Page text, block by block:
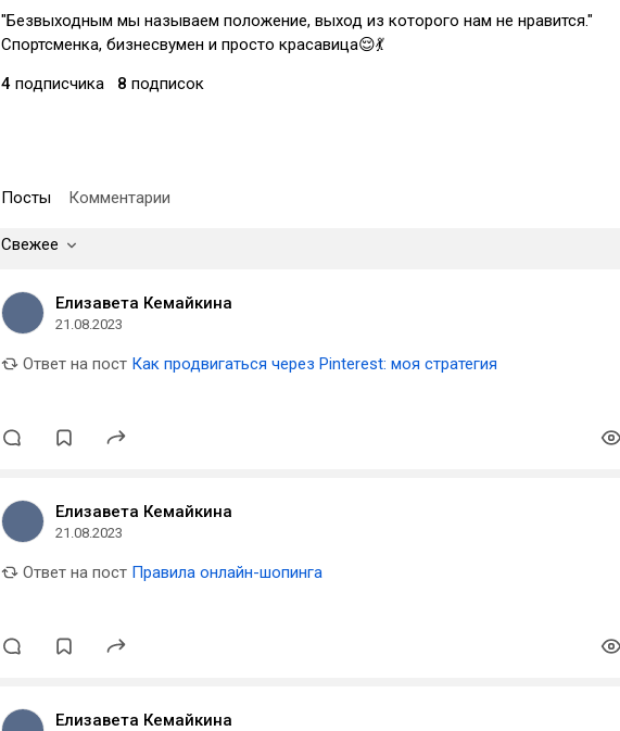
"Безвыходным мы называем положение, выход из которого нам не нравится."
Спортсменка, бизнесвумен и просто красавица😌💃
4 подписчика 8 подписок
Посты Комментарии
Свежее
Елизавета Кемайкина
21.08.2023
Ответ на пост Как продвигаться через Pinterest: моя стратегия
Елизавета Кемайкина
21.08.2023
Ответ на пост Правила онлайн-шопинга
Елизавета Кемайкина